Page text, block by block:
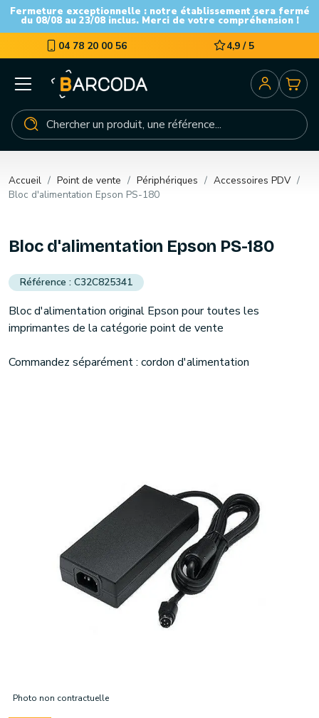
Fermeture exceptionnelle : notre établissement sera fermé
du 08/08 au 23/08 inclus. Merci de votre compréhension !
04 78 20 00 56 4,9 / 5
Accueil Point de vente Périphériques
Accessoires PDV
Bloc d'alimentation Epson PS-180
Photo non contractuelle
Bloc d'alimentation Epson PS-180
C32C825341
Bloc d'alimentation original Epson pour toutes les
imprimantes de la catégorie point de vente
Commandez séparément : cordon d'alimentation